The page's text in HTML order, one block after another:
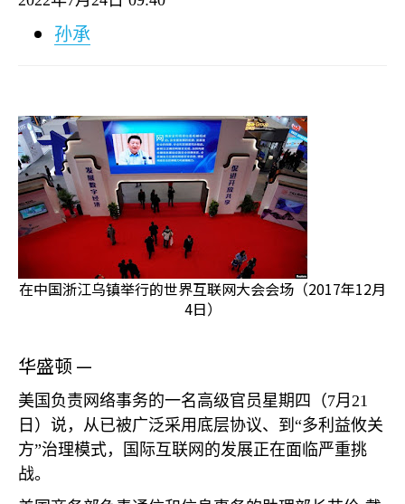
孙承
在中国浙江乌镇举行的世界互联网大会会场（2017年12月
4日）
华盛顿 —
美国负责网络事务的一名高级官员星期四（7月 21
日）说，从已被广泛采用底层协议、到“多利益攸关
方”治理模式，国际互联网的发展正在面临严重挑
战。